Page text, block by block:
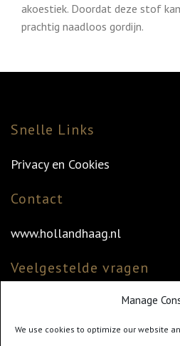
Manage
We use cookies to optimize our website
akoestiek. Doordat deze stof
prachtig naadloos gordijn.
Snelle Links
Privacy en Cookies
Contact
www.hollandhaag.nl
Veelgestelde vragen
Veelgestelde vragen